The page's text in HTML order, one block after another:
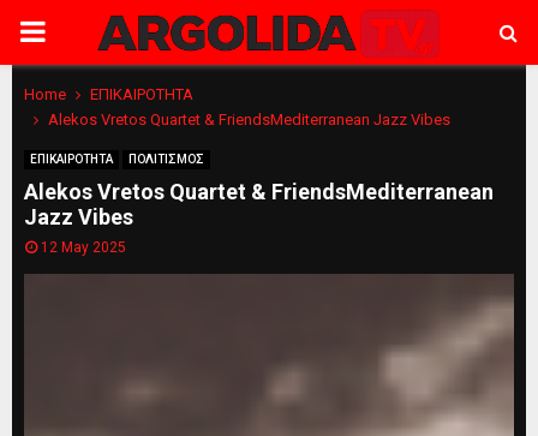
PRIMARY
MENU
Home
ΕΠΙΚΑΙΡΟΤΗΤΑ
Alekos Vretos Quartet & FriendsMediterranean Jazz Vibes
ΕΠΙΚΑΙΡΟΤΗΤΑ ΠΟΛΙΤΙΣΜΟΣ
Alekos Vretos Quartet & FriendsMediterranean
Jazz Vibes
12 May 2025